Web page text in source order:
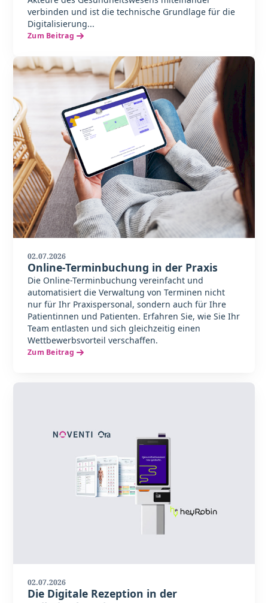
verbinden und ist die technische Grundlage für die
Digitalisierung...
Zum Beitrag
02.07.2026
Online-Terminbuchung in der Praxis
Die Online-Terminbuchung vereinfacht und
automatisiert die Verwaltung von Terminen nicht
nur für Ihr Praxispersonal, sondern auch für Ihre
Patientinnen und Patienten. Erfahren Sie, wie Sie Ihr
Team entlasten und sich gleichzeitig einen
Wettbewerbsvorteil verschaffen.
Zum Beitrag
02.07.2026
Die Digitale Rezeption in der